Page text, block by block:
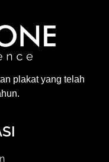
plakat yang telah